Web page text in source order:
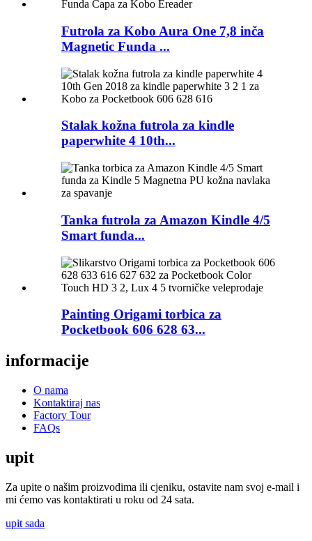
Futrola za Kobo Aura One 7,8 inča
Magnetic Funda ...
Stalak kožna futrola za kindle
paperwhite 4 10th...
Tanka futrola za Amazon Kindle 4/5
Smart funda...
Painting Origami torbica za
Pocketbook 606 628 63...
informacije
O nama
Kontaktiraj nas
Factory Tour
FAQs
upit
Za upite o našim proizvodima ili cjeniku, ostavite nam svoj e-mail i
mi ćemo vas kontaktirati u roku od 24 sata.
upit sada